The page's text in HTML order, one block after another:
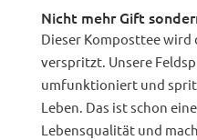
Nicht mehr Gift
Dieser Komposttee wird
verspritzt. Unsere
umfunktioniert und
Leben. Das ist schon
Lebensqualität und